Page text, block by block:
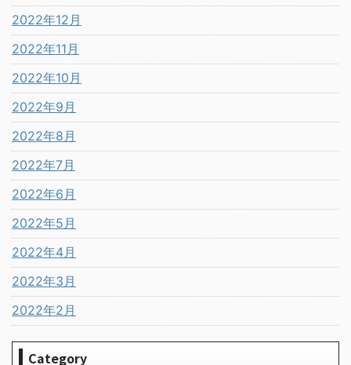
2022年12月
2022年11月
2022年10月
2022年9月
2022年8月
2022年7月
2022年6月
2022年5月
2022年4月
2022年3月
2022年2月
Category